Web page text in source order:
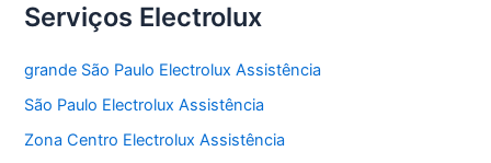
Serviços Electrolux
grande São Paulo Electrolux Assistência
São Paulo Electrolux Assistência
Zona Centro Electrolux Assistência